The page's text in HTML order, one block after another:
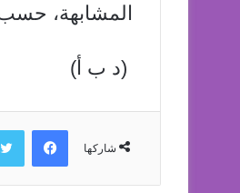
المشابهة،
(د ب أ)
شاركها